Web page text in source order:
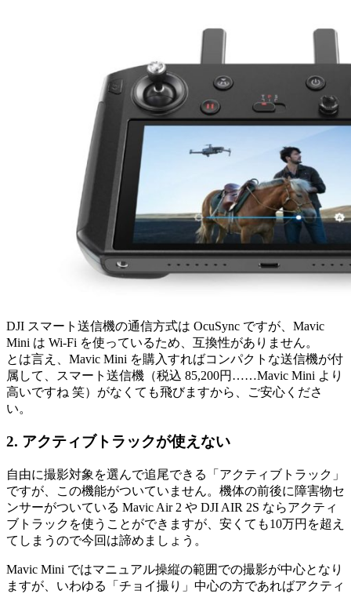
DJI スマート送信機の通信方式は OcuSync ですが、Mavic
Mini は Wi-Fi を使っているため、互換性がありません。
とは言え、Mavic Mini を購入すればコンパクトな送信機が付
属して、スマート送信機（税込 85,200円……Mavic Mini より
高いですね 笑）がなくても飛びますから、ご安心くださ
い。
2. アクティブトラックが使えない
自由に撮影対象を選んで追尾できる「アクティブトラック」
ですが、この機能がついていません。機体の前後に障害物セ
ンサーがついている Mavic Air 2 や DJI AIR 2S ならアクティ
ブトラックを使うことができますが、安くても10万円を超え
てしまうので今回は諦めましょう。
Mavic Mini ではマニュアル操縦の範囲での撮影が中心となり
ますが、いわゆる「チョイ撮り」中心の方であればアクティ